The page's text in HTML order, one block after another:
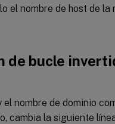
el nombre de host de la
de bucle
nombre de dominio
cambia la siguiente